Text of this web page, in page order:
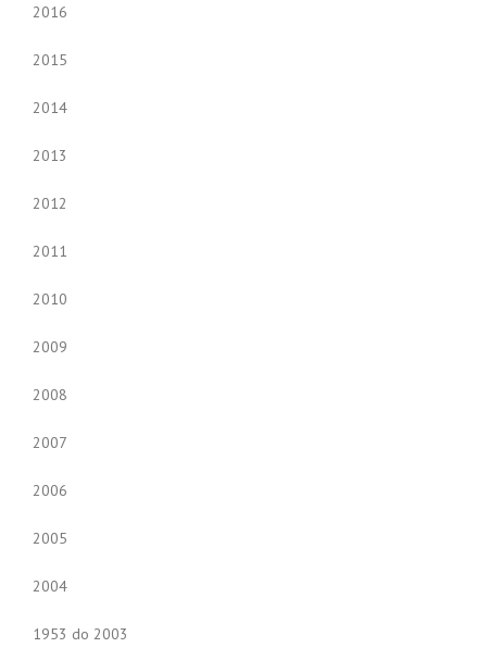
2016
2015
2014
2013
2012
2011
2010
2009
2008
2007
2006
2005
2004
1953 do 2003